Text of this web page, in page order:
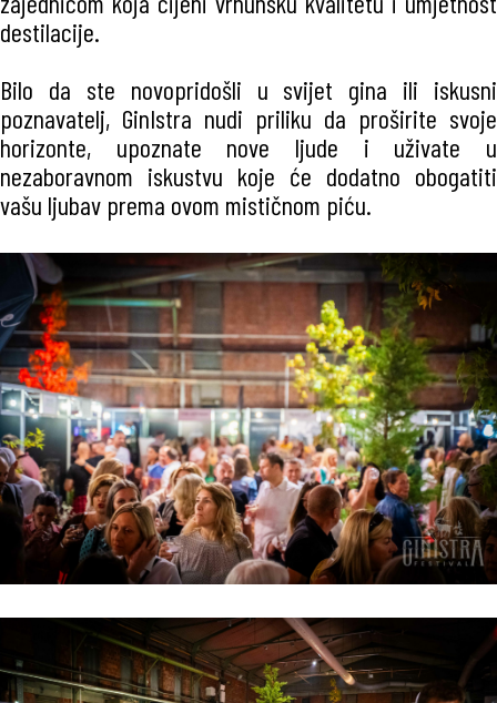
destilacije.
Bilo da ste novopridošli u svijet gina ili iskusni
poznavatelj, GinIstra nudi priliku da proširite svoje
horizonte, upoznate nove ljude i uživate u
nezaboravnom iskustvu koje će dodatno obogatiti
vašu ljubav prema ovom mističnom piću.